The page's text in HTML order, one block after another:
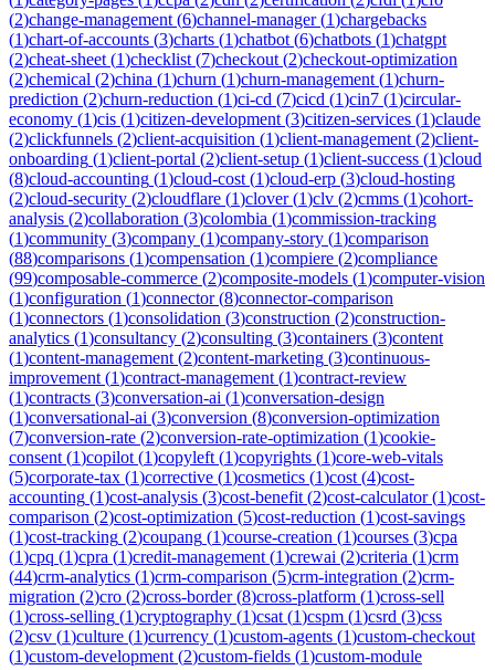
(2)change-management (6)channel-manager(1)chargebacks
(1)chart-of-accounts (3)charts (1)chatbot (6)chatbots (1)chatgpt
(2)cheat-sheet (1)checklist (7)checkout (2)checkout-optimization
(2)chemical (2)china (1)churn (1)churn-management (1)churn-
prediction (2)churn-reduction (1)ci-cd (7)cicd (1)cin7 (1)circular-
economy (1)cis (1)citizen-development (3)citizen-services (1)claude
(2)clickfunnels (2)client-acquisition (1)client-management (2)client-
onboarding (1)client-portal (2)client-setup (1)client-success (1)cloud
(8)cloud-accounting (1)cloud-cost (1)cloud-erp (3)cloud-hosting
(2)cloud-security (2)cloudflare (1)clover(1)clv (2)cmms (1)cohort-
analysis (2)collaboration (3)colombia (1)commission-tracking
(1)community (3)company (1)company-story (1)comparison
(88)comparisons (1)compensation (1)compiere (2)compliance
(99)composable-commerce (2)composite-models (1)computer-vision
(1)configuration (1)connector(8)connector-comparison
(1)connectors (1)consolidation (3)construction (2)construction-
analytics (1)consultancy (2)consulting (3)containers (3)content
(1)content-management (2)content-marketing (3)continuous-
improvement (1)contract-management (1)contract-review
(1)contracts (3)conversation-ai (1)conversation-design
(1)conversational-ai (3)conversion (8)conversion-optimization
(7)conversion-rate (2)conversion-rate-optimization (1)cookie-
consent (1)copilot (1)copyleft (1)copyrights (1)core-web-vitals
(5)corporate-tax (1)corrective (1)cosmetics (1)cost (4)cost-
accounting (1)cost-analysis (3)cost-benefit (2)cost-calculator(1)cost-
comparison (2)cost-optimization (5)cost-reduction (1)cost-savings
(1)cost-tracking (2)coupang (1)course-creation (1)courses (3)cpa
(1)cpq (1)cpra (1)credit-management (1)crewai (2)criteria (1)crm
(44)crm-analytics (1)crm-comparison (5)crm-integration (2)crm-
migration (2)cro (2)cross-border(8)cross-platform (1)cross-sell
(1)cross-selling (1)cryptography (1)csat (1)cspm (1)csrd (3)css
(2)csv (1)culture (1)currency (1)custom-agents (1)custom-checkout
(1)custom-development (2)custom-fields (1)custom-module